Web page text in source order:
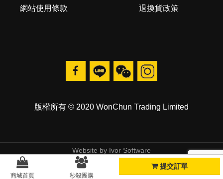
商城首頁 秒殺團購
提交訂單
網站使用條款
退換貨政策
版權所有 © 2020 WonChun Trading Limited
Website by Ivor Software